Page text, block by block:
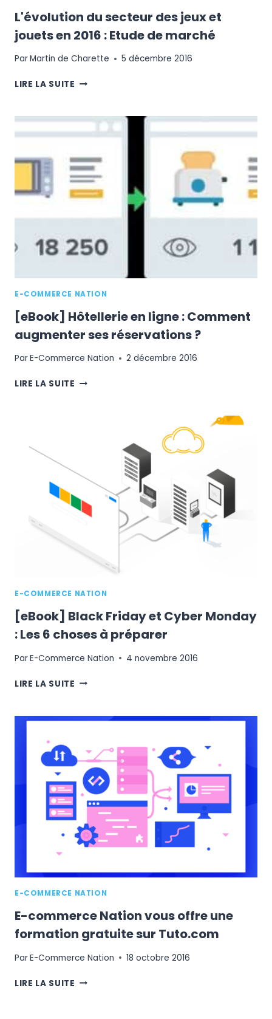
L'évolution du secteur des jeux et
jouets en 2016 : Etude de marché
ParMartin de Charette 5 décembre 2016
LIRE LA SUITE L'ÉVOLUTION
DES
JEUX
JOUETS
EN
2016
:
E-COMMERCE NATION
[eBook] Hôtellerie en ligne : Comment
augmenter ses réservations ?
ParE-Commerce Nation 2 décembre 2016
LIRE LA SUITE [EBOOK]
AUGMENTER
SES
RÉSERVATIONS
?
E-COMMERCE NATION
[eBook] Black Friday et Cyber Monday
: Les 6 choses à préparer
ParE-Commerce Nation 4 novembre 2016
LIRE LA SUITE [EBOOK]
ET
:
LES
6
CHOSES
PRÉPARER
E-COMMERCE NATION
E-commerce Nation vous offre une
formation gratuite sur Tuto.com
ParE-Commerce Nation 18 octobre 2016
LIRE LA SUITE E-